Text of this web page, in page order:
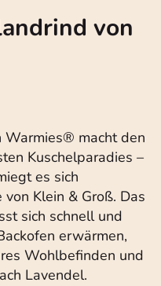
von
Warmies® macht den
Kuschelparadies –
es sich
Klein & Groß. Das
sich schnell und
erwärmen,
Wohlbefinden und
Lavendel.